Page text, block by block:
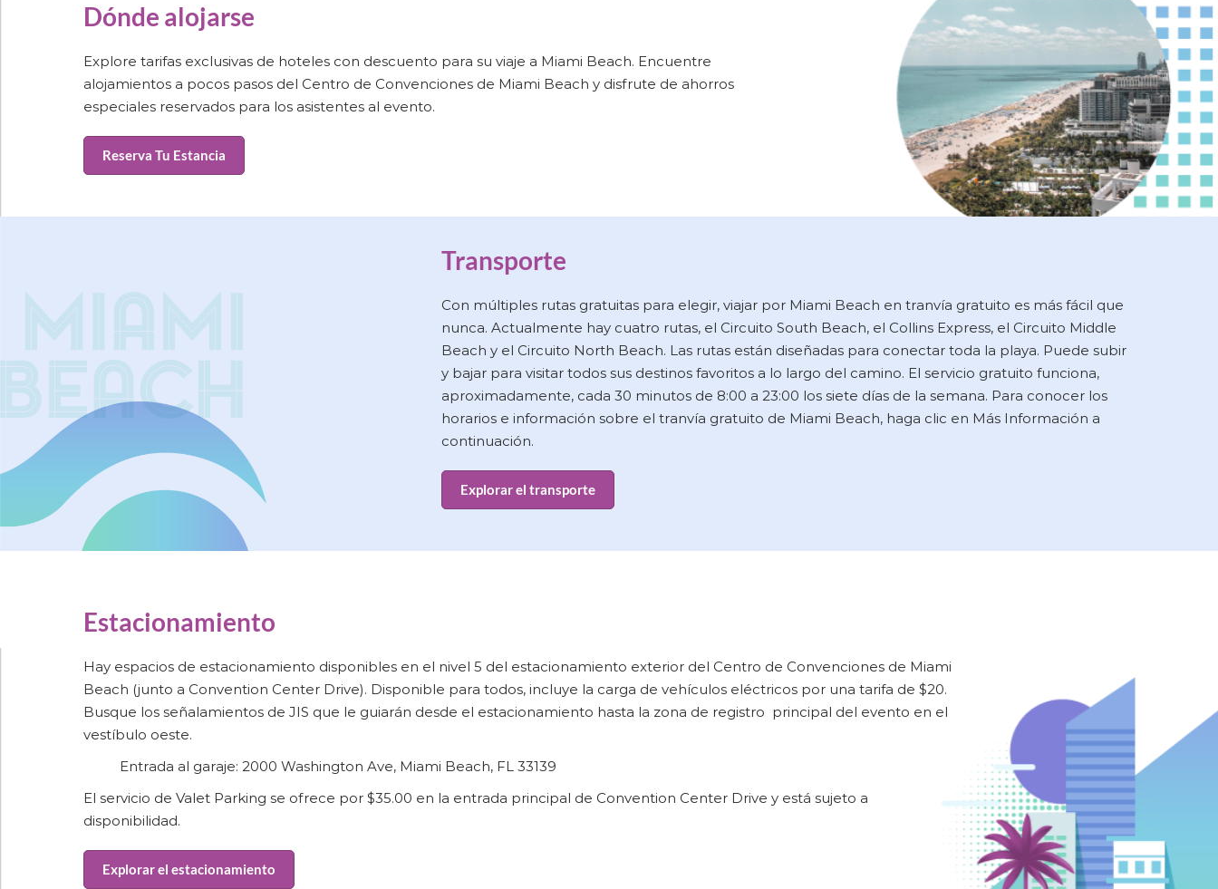
Dónde alojarse
Explore tarifas exclusivas de hoteles con descuento para su viaje a Miami Beach. Encuentre
alojamientos a pocos pasos del Centro de Convenciones de Miami Beach y disfrute de ahorros
especiales reservados para los asistentes al evento.
Reserva Tu Estancia
Transporte
Con múltiples rutas gratuitas para elegir, viajar por Miami Beach en tranvía gratuito es más fácil que
nunca. Actualmente hay cuatro rutas, el Circuito South Beach, el Collins Express, el Circuito Middle
Beach y el Circuito North Beach. Las rutas están diseñadas para conectar toda la playa. Puede subir
y bajar para visitar todos sus destinos favoritos a lo largo del camino. El servicio gratuito funciona,
aproximadamente, cada 30 minutos de 8:00 a 23:00 los siete días de la semana. Para conocer los
horarios e información sobre el tranvía gratuito de Miami Beach, haga clic en Más Información a
continuación.
Explorar el transporte
Estacionamiento
Hay espacios de estacionamiento disponibles en el nivel 5 del estacionamiento exterior del Centro de Convenciones de Miami
Beach (junto a Convention Center Drive). Disponible para todos, incluye la carga de vehículos eléctricos por una tarifa de $20.
Busque los señalamientos de JIS que le guiarán desde el estacionamiento hasta la zona de registro principal del evento en el
vestíbulo oeste.
Entrada al garaje: 2000 Washington Ave, Miami Beach, FL 33139
El servicio de Valet Parking se ofrece por $35.00 en la entrada principal de Convention Center Drive y está sujeto a
disponibilidad.
Explorar el estacionamiento